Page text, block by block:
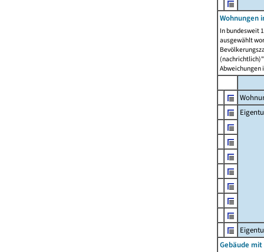
Wohnungen
In bundesweit
ausgewählt
Abweichungen
Gebäude